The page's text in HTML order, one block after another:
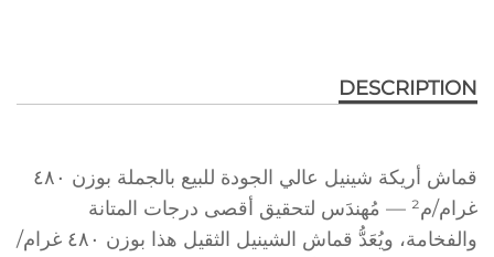
DESCRIPTION
قماش أريكة شينيل عالي الجودة للبيع بالجملة بوزن ٤٨٠
غرام/م² — مُهندَس لتحقيق أقصى درجات المتانة
والفخامة، ويُعَدُّ قماش الشينيل الثقيل هذا بوزن ٤٨٠ غرام/